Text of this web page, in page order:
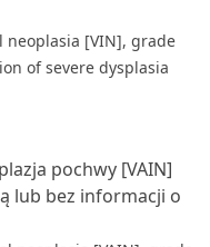
neoplasia [VIN], grade
of severe dysplasia
pochwy [VAIN]
lub bez informacji o